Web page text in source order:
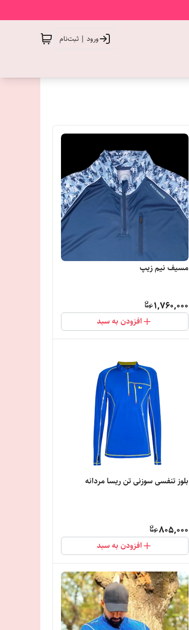
ورود | ثبت‌نام
مسیف نیم زیپ
1,760,000
افزودن به سبد
بلوز تنفسی سوزنی تن ریسا مردانه
805,000
افزودن به سبد